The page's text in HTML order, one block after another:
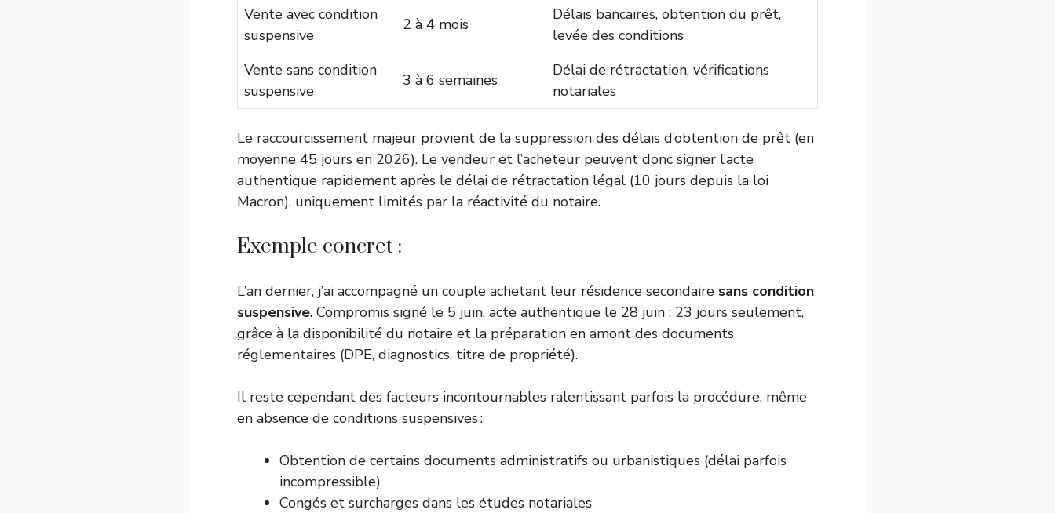
Vente avec condition
suspensive
2 à 4 mois
Délais bancaires, obtention du prêt,
levée des conditions
Vente sans condition
suspensive
3 à 6 semaines
Délai de rétractation, vérifications
notariales
Le raccourcissement majeur provient de la suppression des délais d’obtention de prêt (en
moyenne 45 jours en 2026). Le vendeur et l’acheteur peuvent donc signer l’acte
authentique rapidement après le délai de rétractation légal (10 jours depuis la loi
Macron), uniquement limités par la réactivité du notaire.
Exemple concret :
L’an dernier, j’ai accompagné un couple achetant leur résidence secondaire sans condition
suspensive. Compromis signé le 5 juin, acte authentique le 28 juin : 23 jours seulement,
grâce à la disponibilité du notaire et la préparation en amont des documents
réglementaires (DPE, diagnostics, titre de propriété).
Il reste cependant des facteurs incontournables ralentissant parfois la procédure, même
en absence de conditions suspensives :
Obtention de certains documents administratifs ou urbanistiques (délai parfois
incompressible)
Congés et surcharges dans les études notariales